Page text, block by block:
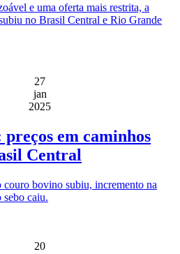
e uma oferta mais restrita, a
no Brasil Central e Rio Grande
27
jan
2025
preços em caminhos
Central
couro bovino subiu, incremento na
sebo caiu.
20